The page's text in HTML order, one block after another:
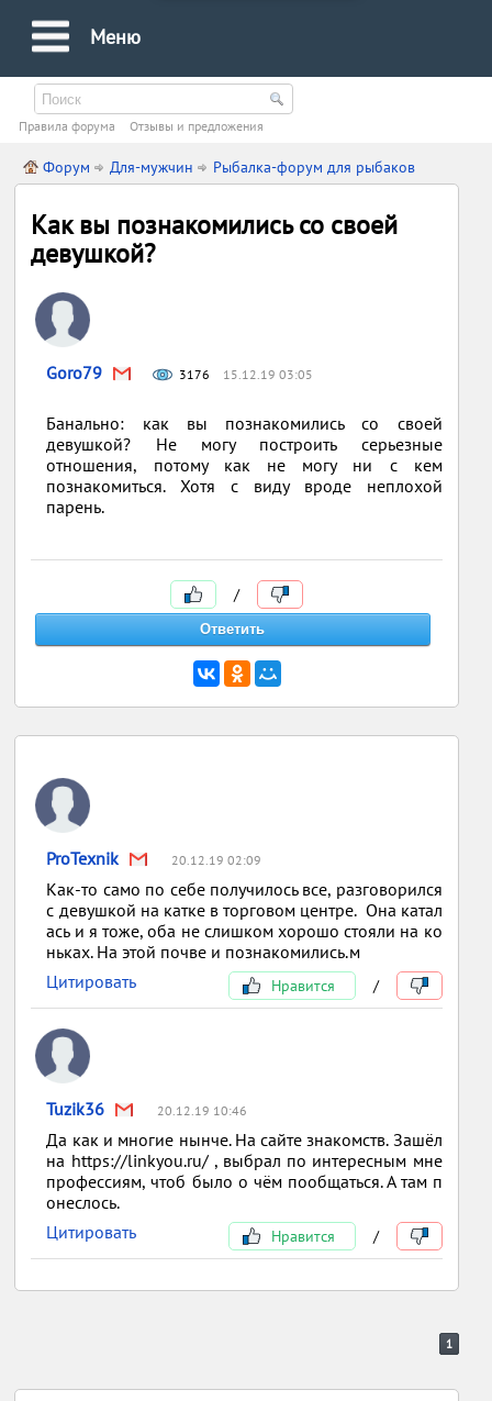
Меню
Правила форума Oтзывы и предложения
Форум Для-мужчин Рыбалка-форум для рыбаков
Как вы познакомились со своей
девушкой?
Goro79 3176 15.12.19 03:05
Банально: как вы познакомились со своей
девушкой? Не могу построить серьезные
отношения, потому как не могу ни с кем
познакомиться. Хотя с виду вроде неплохой
парень.
/
ProTexnik 20.12.19 02:09
Как-то само по себе получилось все, разговорился
с девушкой на катке в торговом центре. Она катал
ась и я тоже, оба не слишком хорошо стояли на ко
ньках. На этой почве и познакомились.м
Цитировать
Нравится /
Tuzik36 20.12.19 10:46
Да как и многие нынче. На сайте знакомств. Зашёл
на https://linkyou.ru/ , выбрал по интересным мне
профессиям, чтоб было о чём пообщаться. А там п
онеслось.
Цитировать
Нравится /
1